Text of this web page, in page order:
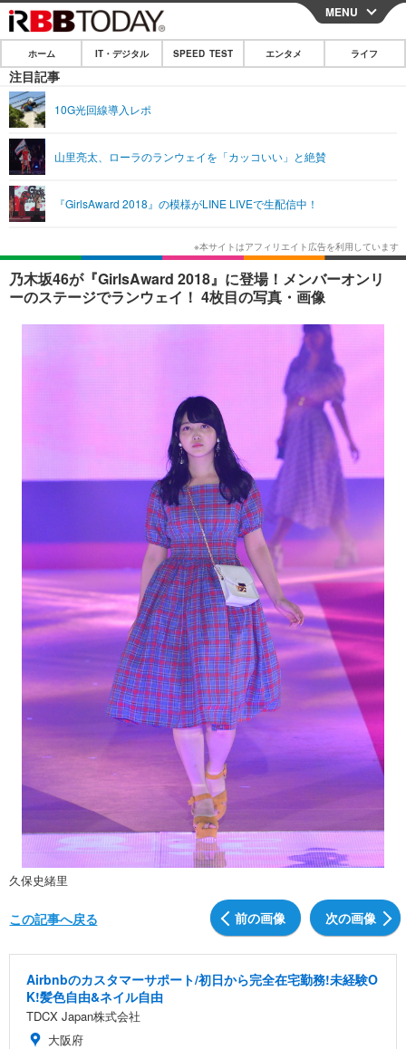
CLOSE
ホーム
IT・デジタル
ショッピング その他
SPEED TEST
エンタメ
エンタメTOP 映画・ドラマ
韓国・芸能
音楽 スポーツ
その他
ライフ
ライフTOP グルメ
ペット ショッピング
その他
リリース一覧
プッシュ通知の停止方法
MENU
ホーム IT・デジタル SPEED TEST エンタメ ライフ
注目記事
10G光回線導入レポ
山里亮太、ローラのランウェイを「カッコいい」と絶賛
『GirlsAward 2018』の模様がLINE LIVEで生配信中！
乃木坂46が『GirlsAward 2018』に登場！メンバーオンリ
ーのステージでランウェイ！ 4枚目の写真・画像
久保史緒里
前の画像 次の画像
この記事へ戻る
Airbnbのカスタマーサポート/初日から完全在宅勤務!未経験O
K!髪色自由&ネイル自由
TDCX Japan株式会社
大阪府